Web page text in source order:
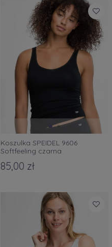
Koszulka SPEIDEL 9606
Softfeeling czarna
85,00 zł